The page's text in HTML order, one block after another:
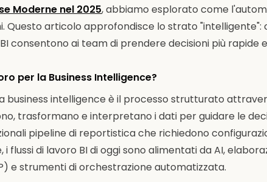
Moderne nel 2025, abbiamo esplorato come
Questo articolo approfondisce lo strato "intelligente":
consentono ai team di prendere decisioni più rapide
per la Business Intelligence?
business intelligence è il processo strutturato
trasformano e interpretano i dati per guidare le
pipeline di reportistica che richiedono
flussi di lavoro BI di oggi sono alimentati da AI,
e strumenti di orchestrazione automatizzata.